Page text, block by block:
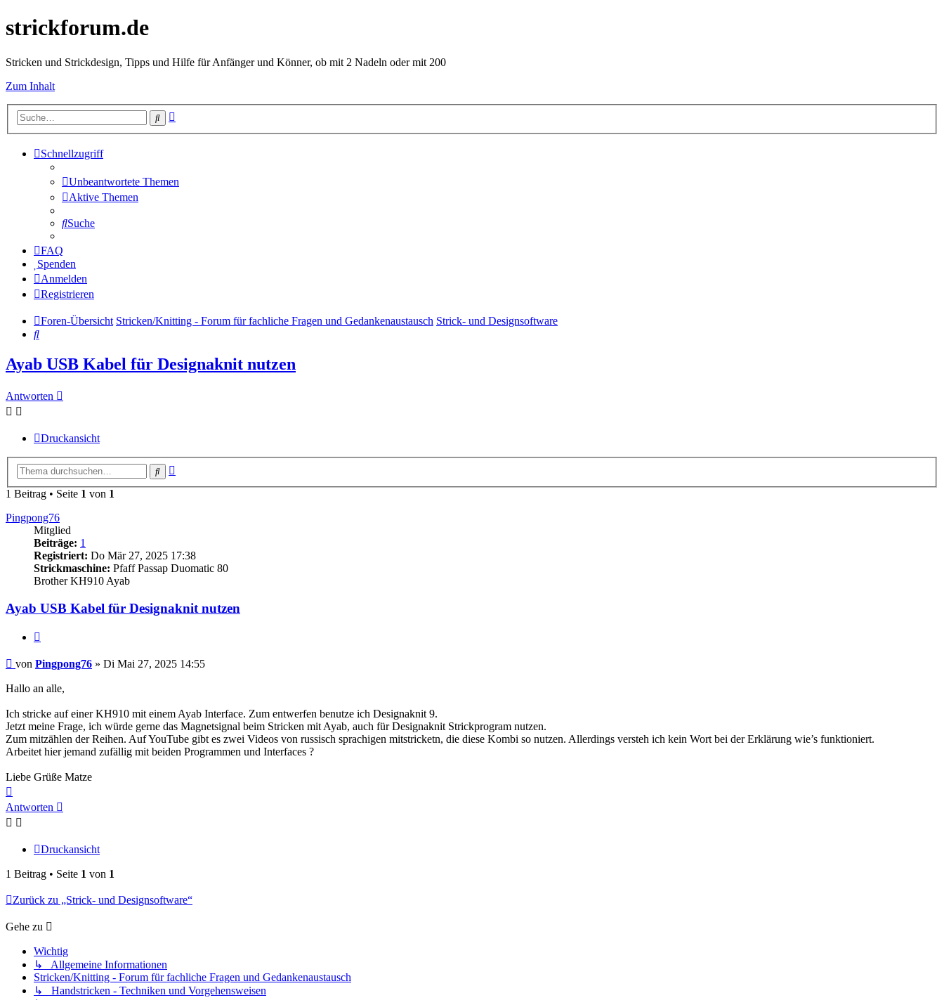
strickforum.de
Stricken und Strickdesign, Tipps und Hilfe für Anfänger und Könner, ob mit 2 Nadeln oder mit 200
Zum Inhalt
Suche
Schnellzugriff
Unbeantwortete Themen
Aktive Themen
Suche
FAQ
Spenden
Anmelden
Registrieren
Foren-Übersicht Stricken/Knitting - Forum für fachliche Fragen und Gedankenaustausch Strick- und Designsoftware
Suche
Ayab USB Kabel für Designaknit nutzen
Antworten
Druckansicht
Suche
1 Beitrag • Seite 1 von 1
Pingpong76
Mitglied
Beiträge: 1
Registriert: Do Mär 27, 2025 17:38
Strickmaschine: Pfaff Passap Duomatic 80
Brother KH910 Ayab
Ayab USB Kabel für Designaknit nutzen
Beitrag
von Pingpong76 » Di Mai 27, 2025 14:55
Hallo an alle,
Ich stricke auf einer KH910 mit einem Ayab Interface. Zum entwerfen benutze ich Designaknit 9.
Jetzt meine Frage, ich würde gerne das Magnetsignal beim Stricken mit Ayab, auch für Designaknit Strickprogram nutzen.
Zum mitzählen der Reihen. Auf YouTube gibt es zwei Videos von russisch sprachigen mitstricketn, die diese Kombi so nutzen. Allerdings versteh ich kein Wort bei der Erklärung wie’s funktioniert.
Arbeitet hier jemand zufällig mit beiden Programmen und Interfaces ?
Liebe Grüße Matze
oben
Antworten
Druckansicht
1 Beitrag • Seite 1 von 1
Zurück zu „Strick- und Designsoftware“
Gehe zu
Wichtig
↳ Allgemeine Informationen
Stricken/Knitting - Forum für fachliche Fragen und Gedankenaustausch
↳ Handstricken - Techniken und Vorgehensweisen